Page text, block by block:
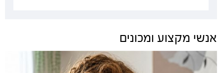
אנשי מקצוע ומכונים